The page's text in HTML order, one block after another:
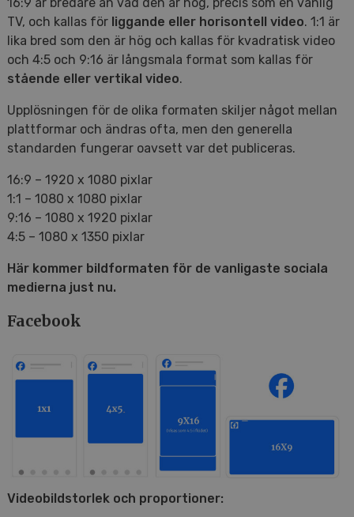
TV, och kallas för liggande eller horisontell video. 1:1 är
lika bred som den är hög och kallas för kvadratisk video
och 4:5 och 9:16 är långsmala format som kallas för
stående eller vertikal video.
Upplösningen för de olika formaten skiljer något mellan
plattformar och ändras ofta, men den generella
standarden fungerar oavsett var det publiceras.
16:9 – 1920 x 1080 pixlar
1:1 – 1080 x 1080 pixlar
9:16 – 1080 x 1920 pixlar
4:5 – 1080 x 1350 pixlar
Här kommer bildformaten för de vanligaste sociala
medierna just nu.
Facebook
Videobildstorlek och proportioner: